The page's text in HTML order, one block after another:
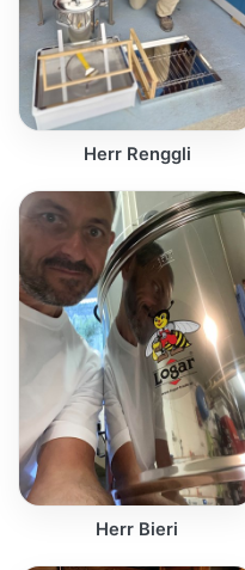
Herr Renggli
Herr Bieri